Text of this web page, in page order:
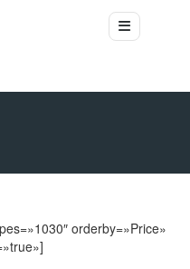
orderby=»Price»